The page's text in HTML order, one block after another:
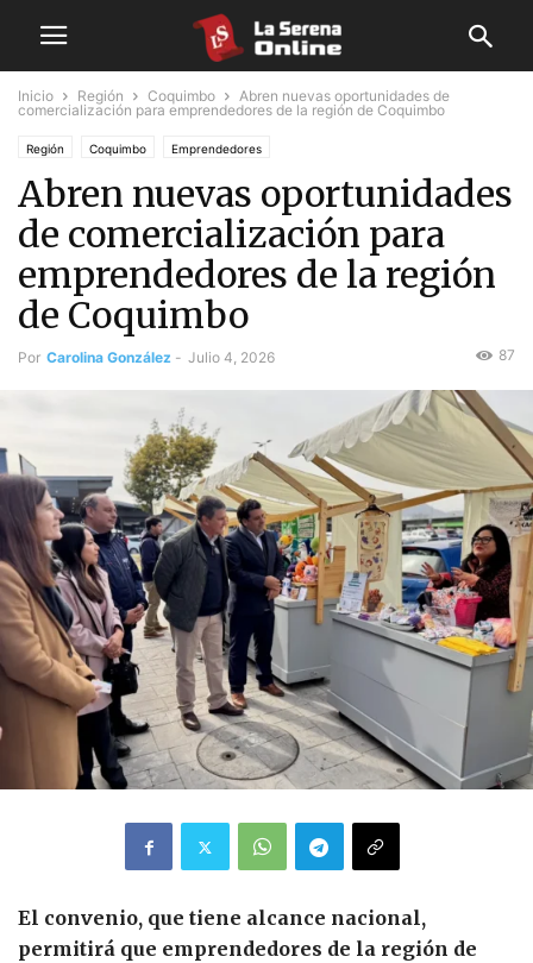
Inicio Región Coquimbo
Abren nuevas oportunidades de
comercialización para emprendedores de la región de Coquimbo
Región Coquimbo Emprendedores
Abren nuevas oportunidades
de comercialización para
emprendedores de la región
de Coquimbo
Por Carolina González - Julio 4, 2026 87
El convenio, que tiene alcance nacional,
permitirá que emprendedores de la región de